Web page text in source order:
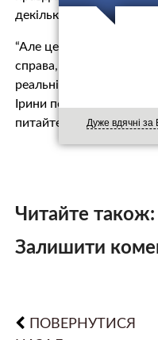
Дуже вдячні за
декількох джерел не
“Але це настільки є
справа, що хотілося б
реальні результати,
Ірини понесе
питайте, у мене їх
Читайте також:
Залишити
ПОВЕРНУТИСЯ